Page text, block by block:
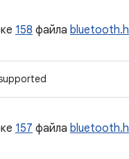
158 файла bluetooth.h
157 файла bluetooth.h